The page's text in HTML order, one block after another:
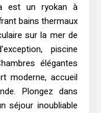
est un ryokan à
bains thermaux
sur la mer de
piscine
élégantes
moderne, accueil
Plongez dans
séjour inoubliable